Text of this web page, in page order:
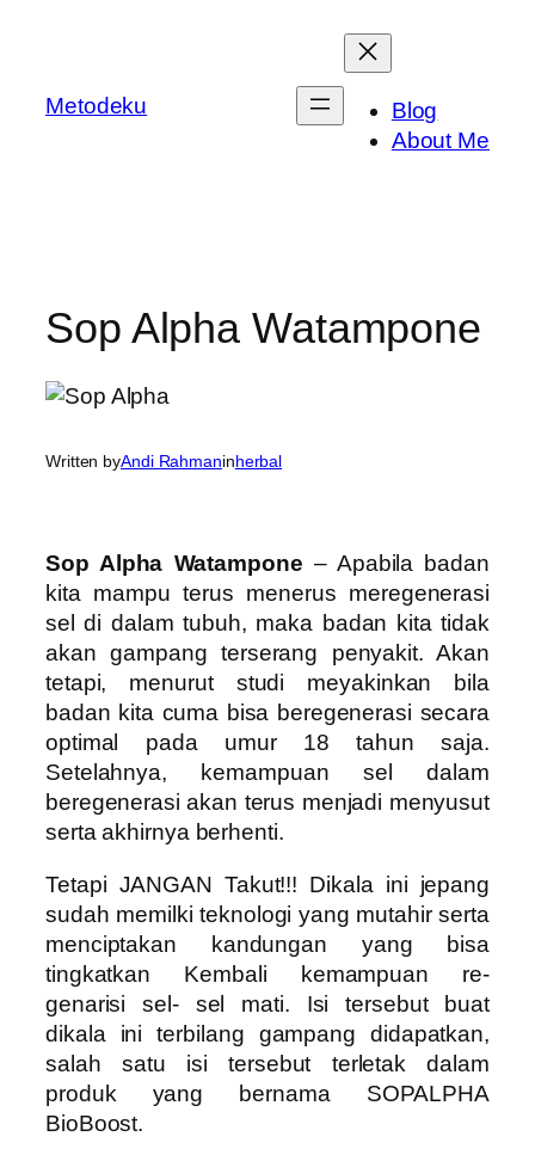
Metodeku
Blog
About Me
Sop Alpha Watampone
Written byAndi Rahmaninherbal
Sop Alpha Watampone – Apabila badan
kita mampu terus menerus meregenerasi
sel di dalam tubuh, maka badan kita tidak
akan gampang terserang penyakit. Akan
tetapi, menurut studi meyakinkan bila
badan kita cuma bisa beregenerasi secara
optimal pada umur 18 tahun saja.
Setelahnya, kemampuan sel dalam
beregenerasi akan terus menjadi menyusut
serta akhirnya berhenti.
Tetapi JANGAN Takut!!! Dikala ini jepang
sudah memilki teknologi yang mutahir serta
menciptakan kandungan yang bisa
tingkatkan Kembali kemampuan re-
genarisi sel- sel mati. Isi tersebut buat
dikala ini terbilang gampang didapatkan,
salah satu isi tersebut terletak dalam
produk yang bernama SOPALPHA
BioBoost.